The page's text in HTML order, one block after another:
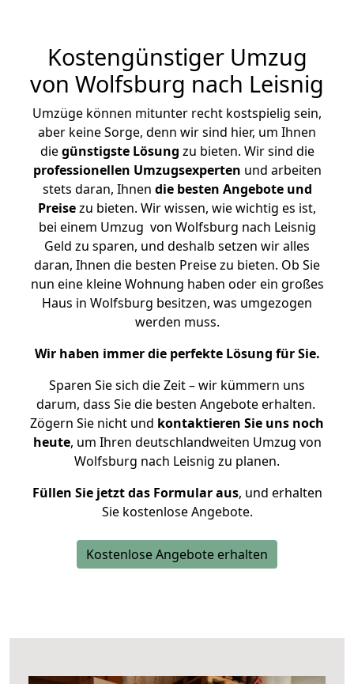
Kostengünstiger Umzug
von Wolfsburg nach Leisnig
Umzüge können mitunter recht kostspielig sein,
aber keine Sorge, denn wir sind hier, um Ihnen
diegünstigste Lösung zu bieten. Wir sind die
professionellen Umzugsexperten und arbeiten
stets daran, Ihnen die besten Angebote und
Preisezu bieten. Wir wissen, wie wichtig es ist,
bei einem Umzug von Wolfsburg nach Leisnig
Geld zu sparen, und deshalb setzen wir alles
daran, Ihnen die besten Preise zu bieten. Ob Sie
nun eine kleine Wohnung haben oder ein großes
Haus in Wolfsburg besitzen, was umgezogen
werden muss.
Wir haben immer die perfekte Lösung für Sie.
Sparen Sie sich die Zeit – wir kümmern uns
darum, dass Sie die besten Angebote erhalten.
Zögern Sie nicht und kontaktieren Sie uns noch
heute, um Ihren deutschlandweiten Umzug von
Wolfsburg nach Leisnig zu planen.
Füllen Sie jetzt das Formular aus, und erhalten
Sie kostenlose Angebote.
Kostenlose Angebote erhalten